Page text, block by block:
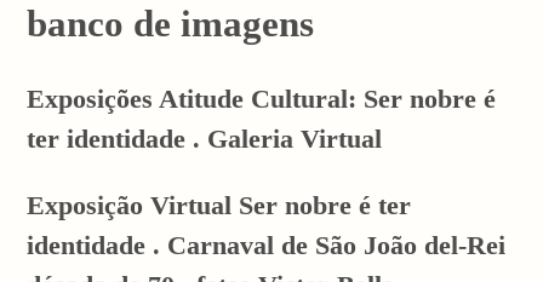
banco de imagens
Exposições Atitude Cultural: Ser nobre é
ter identidade . Galeria Virtual
Exposição Virtual Ser nobre é ter
identidade . Carnaval de São João del-Rei